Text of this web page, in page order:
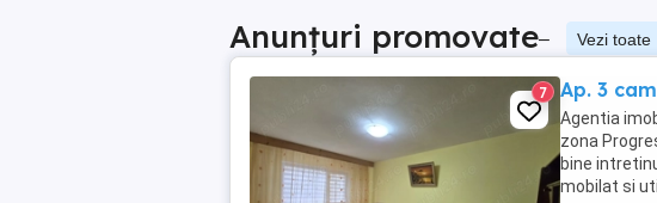
Anunțuri promovate– Vezi toate
7 Ap. 3
Agentia
zona
bine
mobilat si